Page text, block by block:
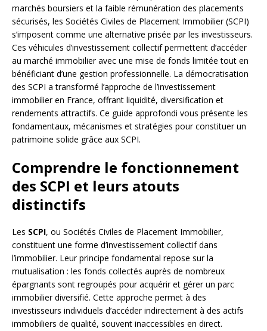
marchés boursiers et la faible rémunération des placements
sécurisés, les Sociétés Civiles de Placement Immobilier (SCPI)
s’imposent comme une alternative prisée par les investisseurs.
Ces véhicules d’investissement collectif permettent d’accéder
au marché immobilier avec une mise de fonds limitée tout en
bénéficiant d’une gestion professionnelle. La démocratisation
des SCPI a transformé l’approche de l’investissement
immobilier en France, offrant liquidité, diversification et
rendements attractifs. Ce guide approfondi vous présente les
fondamentaux, mécanismes et stratégies pour constituer un
patrimoine solide grâce aux SCPI.
Comprendre le fonctionnement
des SCPI et leurs atouts
distinctifs
Les SCPI, ou Sociétés Civiles de Placement Immobilier,
constituent une forme d’investissement collectif dans
l’immobilier. Leur principe fondamental repose sur la
mutualisation : les fonds collectés auprès de nombreux
épargnants sont regroupés pour acquérir et gérer un parc
immobilier diversifié. Cette approche permet à des
investisseurs individuels d’accéder indirectement à des actifs
immobiliers de qualité, souvent inaccessibles en direct.